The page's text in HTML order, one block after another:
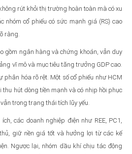
rút khỏi thị trường hoàn toàn mà có xu
nhóm cổ phiếu có sức mạnh giá (RS) cao
ràng.
gồm ngân hàng và chứng khoán, vẫn duy
vĩ mô và mục tiêu tăng trưởng GDP cao.
phân hóa rõ rệt. Một số cổ phiếu như HCM
hút dòng tiền mạnh và có nhịp hồi phục
trong trạng thái tích lũy yếu.
các doanh nghiệp điện như REE, PC1,
giữ nền giá tốt và hưởng lợi từ các kế
Ngược lại, nhóm dầu khí chịu tác động